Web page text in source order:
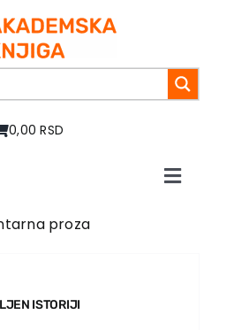
0,00 RSD
Toggle
proza
ISTORIJI